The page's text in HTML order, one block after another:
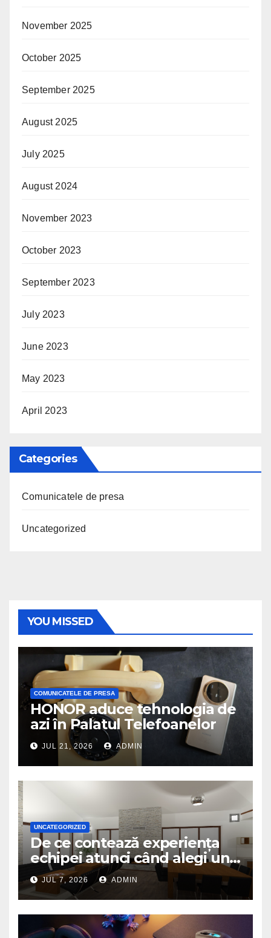
November 2025
October 2025
September 2025
August 2025
July 2025
August 2024
November 2023
October 2023
September 2023
July 2023
June 2023
May 2023
April 2023
Categories
Comunicatele de presa
Uncategorized
YOU MISSED
COMUNICATELE DE PRESA
HONOR aduce tehnologia de
azi în Palatul Telefoanelor
JUL 21, 2026 ADMIN
UNCATEGORIZED
De ce contează experiența
echipei atunci când alegi un
birou de arhitectură
JUL 7, 2026 ADMIN